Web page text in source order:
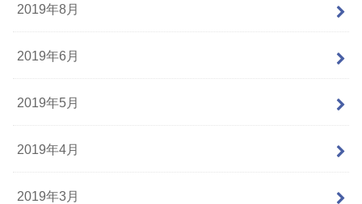
2019年8月
2019年6月
2019年5月
2019年4月
2019年3月